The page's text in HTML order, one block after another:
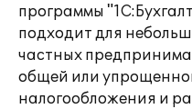
программы
подходит для
частных
общей или
налогообложения и